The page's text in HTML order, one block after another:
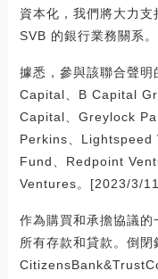
資本化，我們將大力
SVB 的銀行業務關系。
據悉，參與該聯合聲
Capital、B Capital
Capital、Greylock
Perkins、
Fund、Redpoint
Ventures。[2023/3/
作為購買和承擔協議
所有存款和貸款。倒